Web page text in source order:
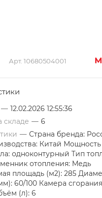
Арт. 10680504001
— 12.02.2026 12:55:36
складе — 6
— Страна бренда:
Китай Мощность
одноконтурный Тип
отопления: Медь
площадь (м2): 285
60/100 Камера
(л): 6